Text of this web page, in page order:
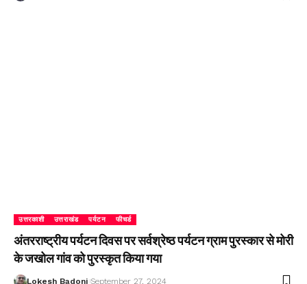
उत्तरकाशी उत्तराखंड पर्यटन फीचर्ड
अंतरराष्ट्रीय पर्यटन दिवस पर सर्वश्रेष्ठ पर्यटन ग्राम पुरस्कार से मोरी
के जखोल गांव को पुरस्कृत किया गया
Lokesh Badoni September 27, 2024